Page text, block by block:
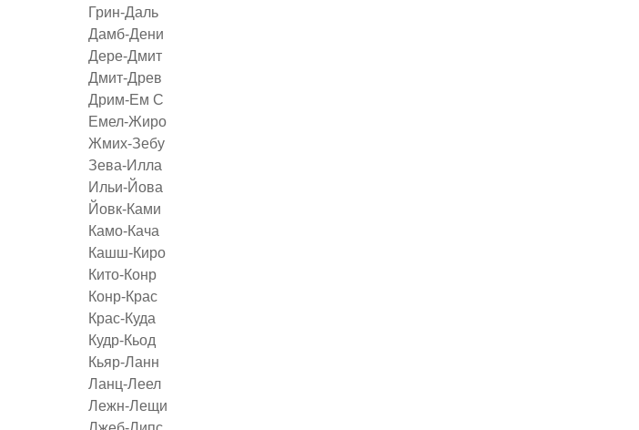
Грин-Даль
Дамб-Дени
Дере-Дмит
Дмит-Древ
Дрим-Ем С
Емел-Жиро
Жмих-Зебу
Зева-Илла
Ильи-Йова
Йовк-Ками
Камо-Кача
Кашш-Киро
Кито-Конр
Конр-Крас
Крас-Куда
Кудр-Кьод
Кьяр-Ланн
Ланц-Леел
Лежн-Лещи